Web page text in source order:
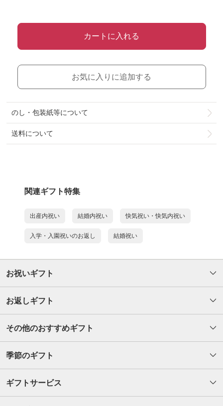
カートに入れる
お気に入りに追加する
のし・包装紙等について
送料について
関連ギフト特集
出産内祝い 結婚内祝い 快気祝い・快気内祝い
入学・入園祝いのお返し 結婚祝い
お祝いギフト
お返しギフト
その他のおすすめギフト
季節のギフト
ギフトサービス